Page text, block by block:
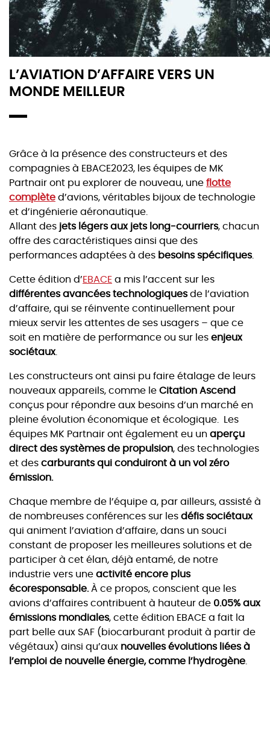
L’AVIATION D’AFFAIRE VERS UN
MONDE MEILLEUR
Grâce à la présence des constructeurs et des
compagnies à EBACE2023, les équipes de MK
Partnair ont pu explorer de nouveau, une flotte
complète d’avions, véritables bijoux de technologie
et d’ingénierie aéronautique.
Allant des jets légers aux jets long-courriers, chacun
offre des caractéristiques ainsi que des
performances adaptées à des besoins spécifiques.
Cette édition d’EBACE a mis l’accent sur les
différentes avancées technologiquesde l’aviation
d’affaire, qui se réinvente continuellement pour
mieux servir les attentes de ses usagers – que ce
soit en matière de performance ou sur les enjeux
sociétaux.
Les constructeurs ont ainsi pu faire étalage de leurs
nouveaux appareils, comme le Citation Ascend
conçus pour répondre aux besoins d’un marché en
pleine évolution économique et écologique. Les
équipes MK Partnair ont également eu un aperçu
direct des systèmes de propulsion, des technologies
et des carburants qui conduiront à un vol zéro
émission.
Chaque membre de l’équipe a, par ailleurs, assisté à
de nombreuses conférences sur les défis sociétaux
qui animent l’aviation d’affaire, dans un souci
constant de proposer les meilleures solutions et de
participer à cet élan, déjà entamé, de notre
industrie vers une activité encore plus
écoresponsable. À ce propos, conscient que les
avions d’affaires contribuent à hauteur de 0.05% aux
émissions mondiales, cette édition EBACE a fait la
part belle aux SAF (biocarburant produit à partir de
végétaux) ainsi qu’aux nouvelles évolutions liées à
l’emploi de nouvelle énergie, comme l’hydrogène